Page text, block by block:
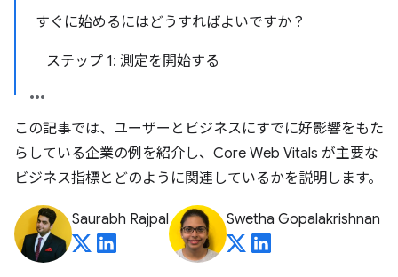
すぐに始めるにはどうすればよいですか？
ステップ 1: 測定を開始する
この記事では、ユーザーとビジネスにすでに好影響をもた
らしている企業の例を紹介し、Core Web Vitals が主要な
ビジネス指標とどのように関連しているかを説明します。
Saurabh Rajpal Swetha Gopalakrishnan